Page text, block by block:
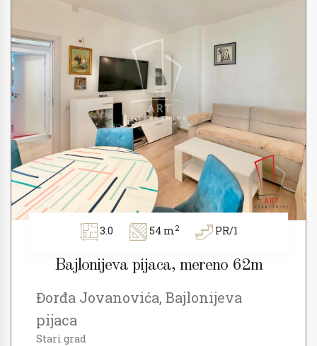
3.0 54 m2 PR/1
Bajlonijeva pijaca, mereno 62m
Đorđa Jovanovića, Bajlonijeva
pijaca
Stari grad